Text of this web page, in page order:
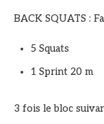
BACK SQUATS :
5 Squats
1 Sprint 20 m
3 fois le bloc